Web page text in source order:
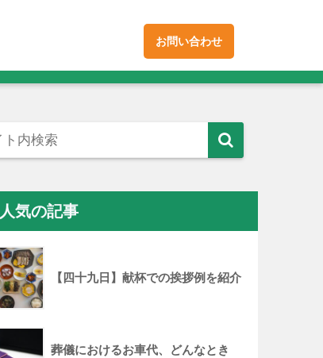
お問い合わせ
人気の記事
【四十九日】献杯での挨拶例を紹介
葬儀におけるお車代、どんなとき